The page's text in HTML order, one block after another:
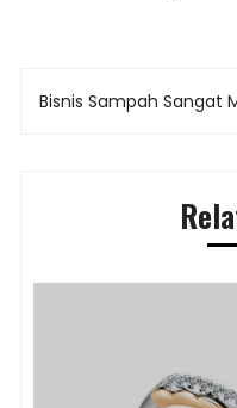
Post
Bisnis Sampah Sangat